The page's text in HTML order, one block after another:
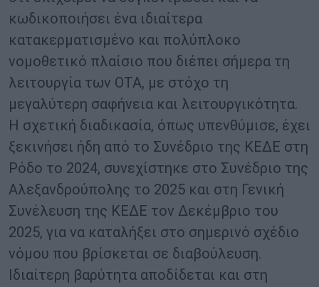
κωδικοποιήσει ένα ιδιαίτερα
κατακερματισμένο και πολύπλοκο
νομοθετικό πλαίσιο που διέπει σήμερα τη
λειτουργία των ΟΤΑ, με στόχο τη
μεγαλύτερη σαφήνεια και λειτουργικότητα.
Η σχετική διαδικασία, όπως υπενθύμισε, έχει
ξεκινήσει ήδη από το Συνέδριο της ΚΕΔΕ στη
Ρόδο το 2024, συνεχίστηκε στο Συνέδριο της
Αλεξανδρούπολης το 2025 και στη Γενική
Συνέλευση της ΚΕΔΕ τον Δεκέμβριο του
2025, για να καταλήξει στο σημερινό σχέδιο
νόμου που βρίσκεται σε διαβούλευση.
Ιδιαίτερη βαρύτητα αποδίδεται και στη